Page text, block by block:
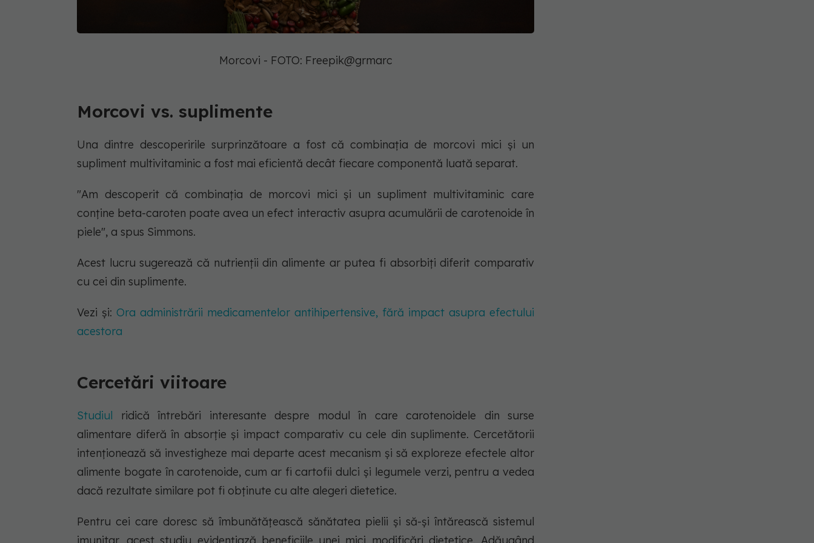
Morcovi - FOTO: Freepik@grmarc
Morcovi vs. suplimente
Una dintre descoperirile surprinzătoare a fost că combinația de morcovi mici și un
supliment multivitaminic a fost mai eficientă decât fiecare componentă luată separat.
"Am descoperit că combinația de morcovi mici și un supliment multivitaminic care
conține beta-caroten poate avea un efect interactiv asupra acumulării de carotenoide în
piele", a spus Simmons.
Acest lucru sugerează că nutrienții din alimente ar putea fi absorbiți diferit comparativ
cu cei din suplimente.
Vezi și: Ora administrării medicamentelor antihipertensive, fără impact asupra efectului
acestora
Cercetări viitoare
Studiul
ridică întrebări interesante despre modul în care carotenoidele din surse
alimentare diferă în absorție și impact comparativ cu cele din suplimente. Cercetătorii
intenționează să investigheze mai departe acest mecanism și să exploreze efectele altor
alimente bogate în carotenoide, cum ar fi cartofii dulci și legumele verzi, pentru a vedea
dacă rezultate similare pot fi obținute cu alte alegeri dietetice.
Pentru cei care doresc să îmbunătățească sănătatea pielii și să-și întărească sistemul
imunitar, acest studiu evidențiază beneficiile unei mici modificări dietetice. Adăugând